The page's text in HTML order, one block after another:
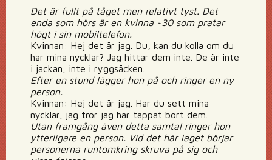
Det är fullt på tåget men relativt tyst. Det
enda som hörs är en kvinna ~30 som pratar
högt i sin mobiltelefon.
Kvinnan: Hej det är jag. Du, kan du kolla om du
har mina nycklar? Jag hittar dem inte. De är inte
i jackan, inte i ryggsäcken.
Efter en stund lägger hon på och ringer en ny
person.
Kvinnan: Hej det är jag. Har du sett mina
nycklar, jag tror jag har tappat bort dem.
Utan framgång även detta samtal ringer hon
ytterligare en person. Vid det här laget börjar
personerna runtomkring skruva på sig och